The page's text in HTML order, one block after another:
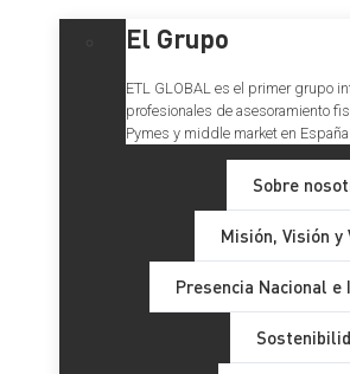
El Grupo
ETL GLOBAL es el primer grupo
profesionales de asesoramiento
Pymes y middle market en España
Sobre
Misión, Visión y
Presencia Nacional e